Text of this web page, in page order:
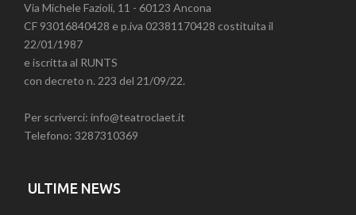
Via Michele Fazioli, 11 - 60123 Ancona
CF 93016840428 e p.iva 02381170428 costituita il
22/01/1987
e iscritta al RUNTS
con decreto n. 223 del 21/09/22.
Per scriverci: info@teatroclaet.it
Telefono: 3287310369
ULTIME NEWS